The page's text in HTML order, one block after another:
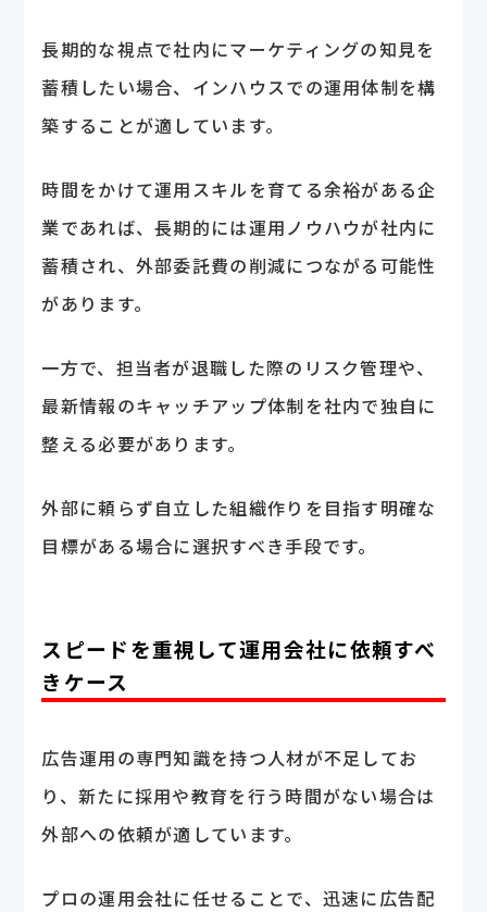
長期的な視点で社内にマーケティングの知見を
蓄積したい場合、インハウスでの運用体制を構
築することが適しています。
時間をかけて運用スキルを育てる余裕がある企
業であれば、長期的には運用ノウハウが社内に
蓄積され、外部委託費の削減につながる可能性
があります。
一方で、担当者が退職した際のリスク管理や、
最新情報のキャッチアップ体制を社内で独自に
整える必要があります。
外部に頼らず自立した組織作りを目指す明確な
目標がある場合に選択すべき手段です。
スピードを重視して運用会社に依頼すべ
きケース
広告運用の専門知識を持つ人材が不足してお
り、新たに採用や教育を行う時間がない場合は
外部への依頼が適しています。
プロの運用会社に任せることで、迅速に広告配